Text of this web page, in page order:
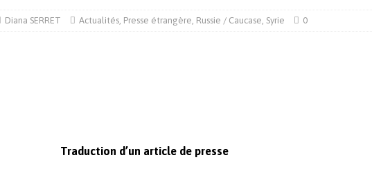
ACTUALITÉS
Diana SERRET Actualités, Presse étrangère, Russie / Caucase, Syrie 0
Traduction d’un article de presse